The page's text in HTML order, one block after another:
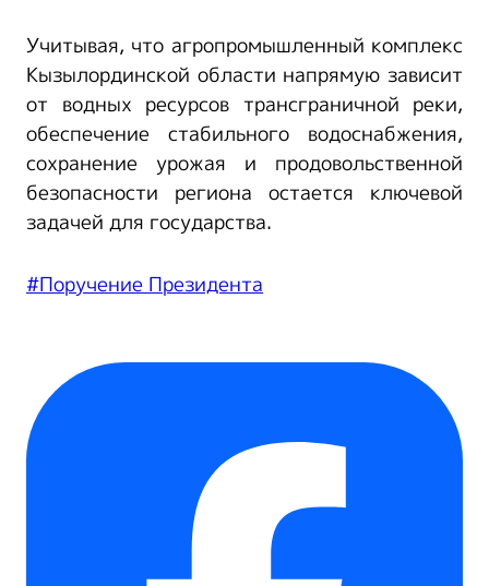
Учитывая, что агропромышленный комплекс
Кызылординской области напрямую зависит
от водных ресурсов трансграничной реки,
обеспечение стабильного водоснабжения,
сохранение урожая и продовольственной
безопасности региона остается ключевой
задачей для государства.
#Поручение Президента